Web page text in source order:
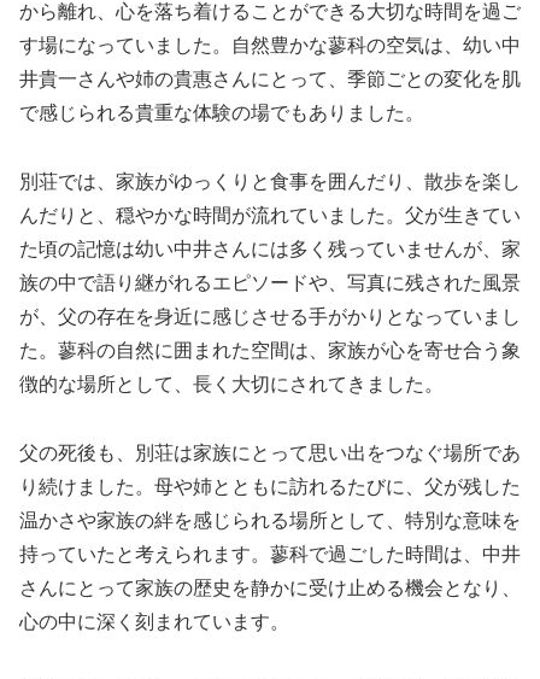
から離れ、心を落ち着けることができる大切な時間を過ご
す場になっていました。自然豊かな蓼科の空気は、幼い中
井貴一さんや姉の貴惠さんにとって、季節ごとの変化を肌
で感じられる貴重な体験の場でもありました。
別荘では、家族がゆっくりと食事を囲んだり、散歩を楽し
んだりと、穏やかな時間が流れていました。父が生きてい
た頃の記憶は幼い中井さんには多く残っていませんが、家
族の中で語り継がれるエピソードや、写真に残された風景
が、父の存在を身近に感じさせる手がかりとなっていまし
た。蓼科の自然に囲まれた空間は、家族が心を寄せ合う象
徴的な場所として、長く大切にされてきました。
父の死後も、別荘は家族にとって思い出をつなぐ場所であ
り続けました。母や姉とともに訪れるたびに、父が残した
温かさや家族の絆を感じられる場所として、特別な意味を
持っていたと考えられます。蓼科で過ごした時間は、中井
さんにとって家族の歴史を静かに受け止める機会となり、
心の中に深く刻まれています。